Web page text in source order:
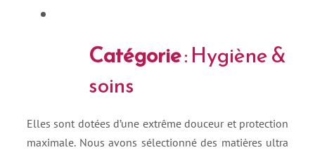
Catégorie: Hygiène &
soins
Elles sont dotées d’une extrême douceur et protection
maximale. Nous avons sélectionné des matières ultra